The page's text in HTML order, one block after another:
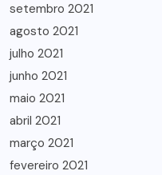
setembro 2021
agosto 2021
julho 2021
junho 2021
maio 2021
abril 2021
março 2021
fevereiro 2021